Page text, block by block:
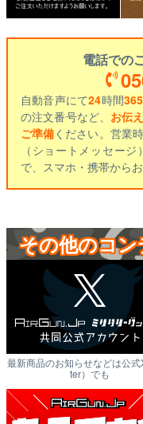
電話での
自動音声にて24時間365
の注文番号など、 お伝
ご準備ください。営業
（ショートメッセー
で、スマホ・携帯から
その他のコ
最新商品のお知らせなどは公式
ter）でも